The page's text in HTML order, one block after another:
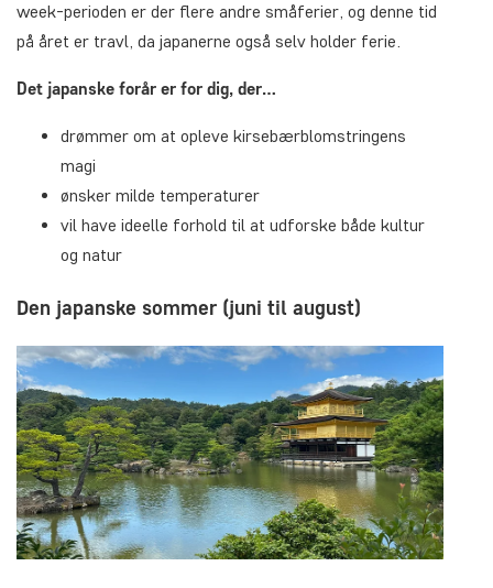
week-perioden er der flere andre småferier, og denne tid
på året er travl, da japanerne også selv holder ferie.
Det japanske forår er for dig, der…
drømmer om at opleve kirsebærblomstringens
magi
ønsker milde temperaturer
vil have ideelle forhold til at udforske både kultur
og natur
Den japanske sommer (juni til august)